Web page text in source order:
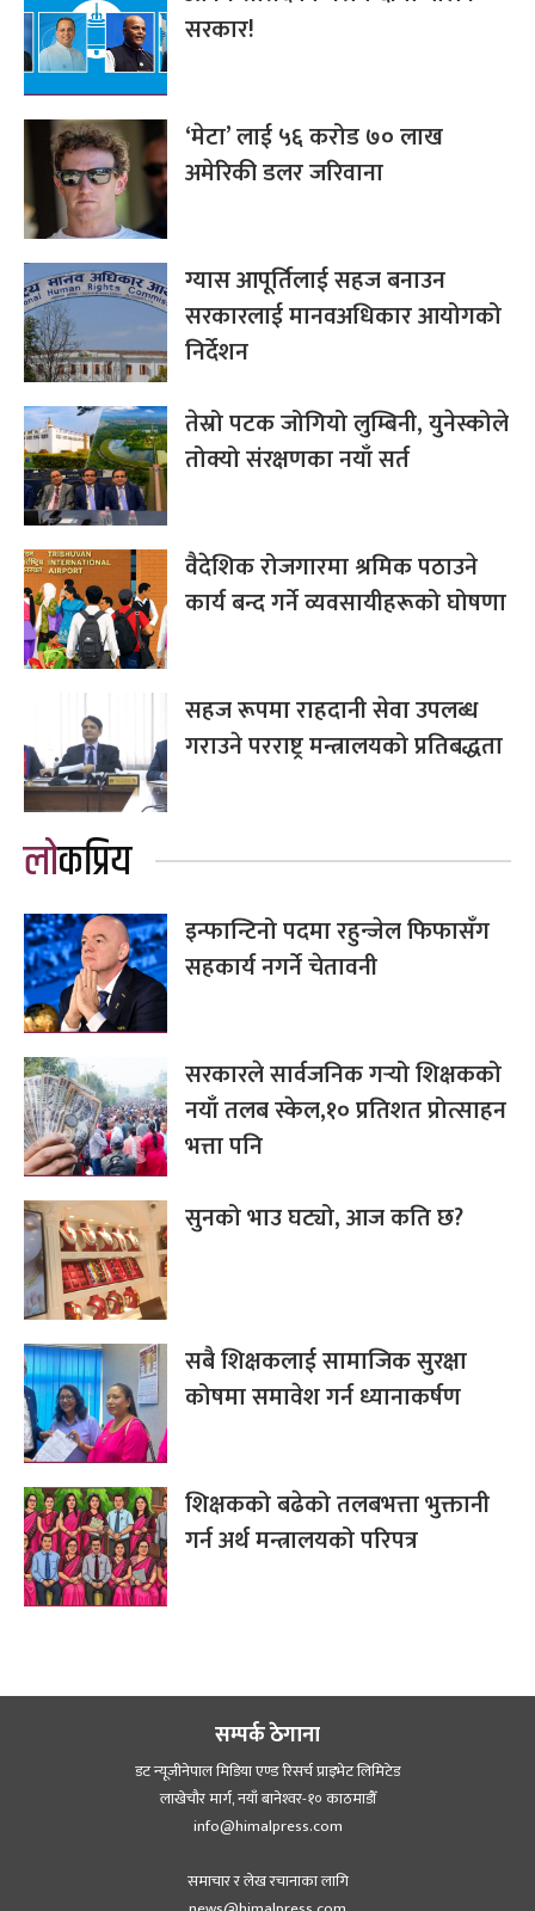
सरकार!
‘मेटा’ लाई ५६ करोड ७० लाख
अमेरिकी डलर जरिवाना
ग्यास आपूर्तिलाई सहज बनाउन
सरकारलाई मानवअधिकार आयोगको
निर्देशन
तेस्रो पटक जोगियो लुम्बिनी, युनेस्कोले
तोक्यो संरक्षणका नयाँ सर्त
वैदेशिक रोजगारमा श्रमिक पठाउने
कार्य बन्द गर्ने व्यवसायीहरूको घोषणा
सहज रूपमा राहदानी सेवा उपलब्ध
गराउने परराष्ट्र मन्त्रालयको प्रतिबद्धता
लोकप्रिय
इन्फान्टिनो पदमा रहुन्जेल फिफासँग
सहकार्य नगर्ने चेतावनी
सरकारले सार्वजनिक गर्‍यो शिक्षकको
नयाँ तलब स्केल,१० प्रतिशत प्रोत्साहन
भत्ता पनि
सुनको भाउ घट्यो, आज कति छ?
सबै शिक्षकलाई सामाजिक सुरक्षा
कोषमा समावेश गर्न ध्यानाकर्षण
शिक्षकको बढेको तलबभत्ता भुक्तानी
गर्न अर्थ मन्त्रालयको परिपत्र
सम्पर्क ठेगाना
डट न्यूजीनेपाल मिडिया एण्ड रिसर्च प्राइभेट लिमिटेड
लाखेचौर मार्ग, नयाँ बानेश्‍वर-१० काठमाडौँ
info@himalpress.com
समाचार र लेख रचानाका लागि